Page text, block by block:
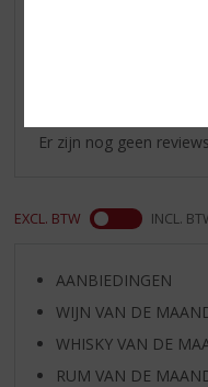
Er zijn nog geen
EXCL. BTW INCL.
AANBIEDINGEN
WIJN VAN DE
WHISKY VAN DE
RUM VAN DE